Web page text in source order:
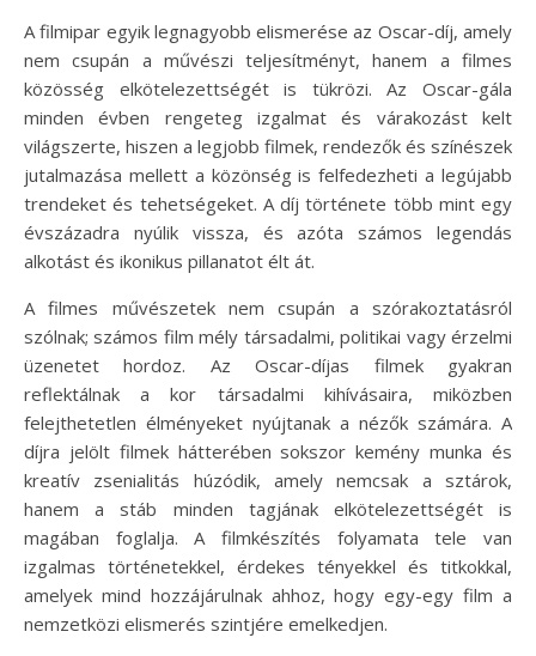
A filmipar egyik legnagyobb elismerése az Oscar-díj, amely
nem csupán a művészi teljesítményt, hanem a filmes
közösség elkötelezettségét is tükrözi. Az Oscar-gála
minden évben rengeteg izgalmat és várakozást kelt
világszerte, hiszen a legjobb filmek, rendezők és színészek
jutalmazása mellett a közönség is felfedezheti a legújabb
trendeket és tehetségeket. A díj története több mint egy
évszázadra nyúlik vissza, és azóta számos legendás
alkotást és ikonikus pillanatot élt át.
A filmes művészetek nem csupán a szórakoztatásról
szólnak; számos film mély társadalmi, politikai vagy érzelmi
üzenetet hordoz. Az Oscar-díjas filmek gyakran
reflektálnak a kor társadalmi kihívásaira, miközben
felejthetetlen élményeket nyújtanak a nézők számára. A
díjra jelölt filmek hátterében sokszor kemény munka és
kreatív zsenialitás húzódik, amely nemcsak a sztárok,
hanem a stáb minden tagjának elkötelezettségét is
magában foglalja. A filmkészítés folyamata tele van
izgalmas történetekkel, érdekes tényekkel és titkokkal,
amelyek mind hozzájárulnak ahhoz, hogy egy-egy film a
nemzetközi elismerés szintjére emelkedjen.